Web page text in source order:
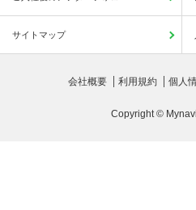
サイトマップ
会社概要 利用規約 個人
Copyright ©